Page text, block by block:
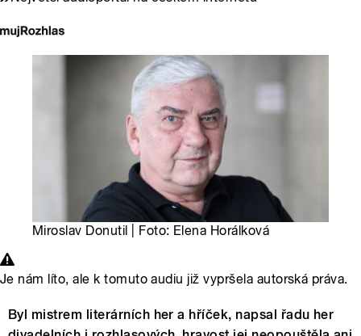
Miroslav Donutil | Foto: Elena Horálková
Je nám líto, ale k tomuto audiu již vypršela autorská práva.
Byl mistrem literárních her a hříček, napsal řadu her